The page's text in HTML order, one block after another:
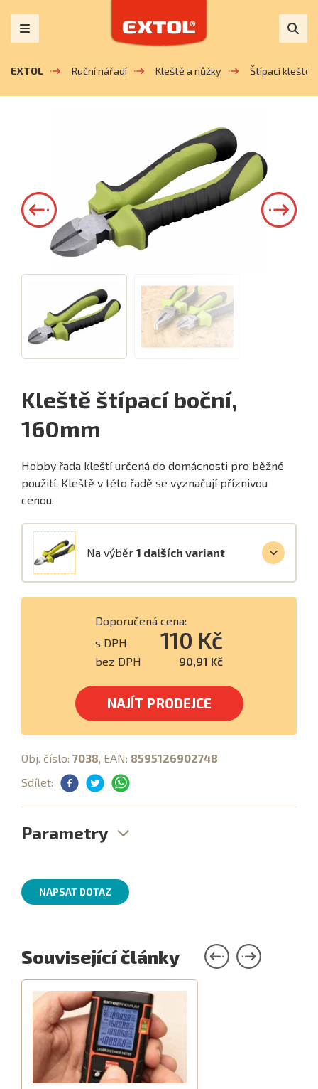
EXTOL Ruční nářadí Kleště a nůžky Štípací kleště
Kleště štípací boční,
160mm
Hobby řada kleští určená do domácnosti pro běžné
použití. Kleště v této řadě se vyznačují příznivou
cenou.
Na výběr 1 dalších variant
Doporučená cena:
s DPH
110 Kč
bez DPH 90,91 Kč
NAJÍT PRODEJCE
Obj. číslo: 7038, EAN: 8595126902748
Sdílet:
Parametry
NAPSAT DOTAZ
Související články